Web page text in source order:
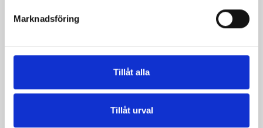
Marknadsföring
Tillåt alla
Tillåt urval
Läs mer